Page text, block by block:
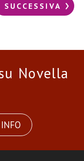
SUCCESSIVA
Novella